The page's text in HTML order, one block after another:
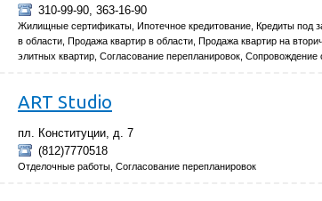
310-99-90, 363-16-90
Жилищные сертификаты, Ипотечное кредитование, Кредиты под
в области, Продажа квартир в области, Продажа квартир на
элитных квартир, Согласование перепланировок,
ART Studio
пл. Конституции, д. 7
(812)7770518
Отделочные работы, Согласование перепланировок